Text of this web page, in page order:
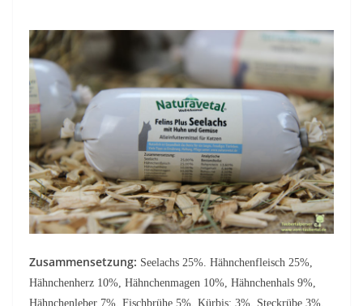
Zusammensetzung: Seelachs 25%. Hähnchenfleisch 25%,
Hähnchenherz 10%, Hähnchenmagen 10%, Hähnchenhals 9%,
Hähnchenleber 7%, Fischbrühe 5%, Kürbis: 3%, Steckrübe 3%,